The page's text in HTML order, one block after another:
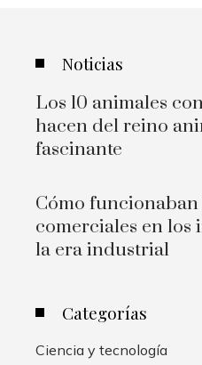
Noticias
Los 10 animales
hacen del reino
fascinante
Cómo funcionaban
comerciales en los
la era industrial
Categorías
Ciencia y tecnología